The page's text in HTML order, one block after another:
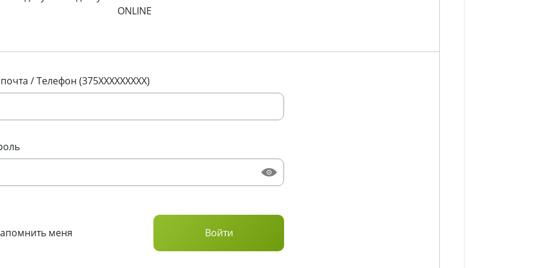
ONLINE
/ Телефон (375XXXXXXXXX)
меня